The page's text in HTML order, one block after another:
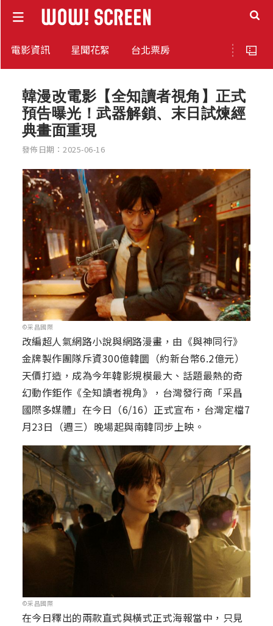
電影資訊 星聞花絮 台北票房
韓漫改電影【全知讀者視角】正式
預告曝光！武器解鎖、末日試煉經
典畫面重現
發佈日期：2025-06-16
©采昌國際
改編超人氣網路小說與網路漫畫，由《與神同行》
金牌製作團隊斥資300億韓圜（約新台幣6.2億元）
天價打造，成為今年韓影規模最大、話題最熱的奇
幻動作鉅作《全知讀者視角》，台灣發行商「采昌
國際多媒體」在今日（6/16）正式宣布，台灣定檔7
月23日（週三）晚場起與南韓同步上映。
©采昌國際
在今日釋出的兩款直式與橫式正式海報當中，只見